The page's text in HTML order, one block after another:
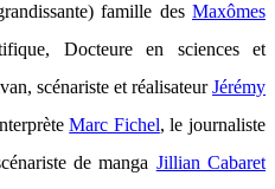
famille des Maxômes
Docteure en sciences et
scénariste et réalisateurJérémy
Marc Fichel, le journaliste
de manga Jillian Cabaret